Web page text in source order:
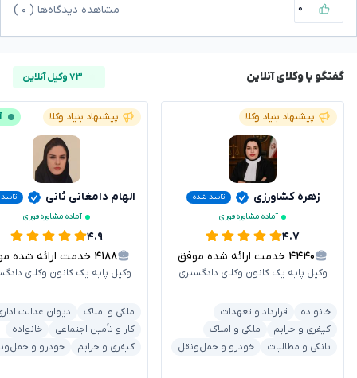
۰ مشاهده دیدگاه‌ها ( ۰
گفتگو با وکلای آنلاین ۷۳ وکیل آنلاین
پیشنهاد بنیاد وکلا
زهره کشاورزی
تایید شده
آماده مشاوره فوری
۴.۷
۴۴۴۰ خدمت ارائه شده موفق
وکیل پایه یک کانون وکلای دادگستری
خانواده
قرارداد و تعهدات
کیفری و جرایم
ملکی و املاک
بانکی و مطالبات
خودرو و حمل‌ونقل
پیشنهاد بنیاد وکلا
الهام دامغانی ثانی
آماده مشاوره فوری
۴.۹
۴۱۸۸ خدمت ارائه شده موفق
وکیل پایه یک کانون وکلای
ملکی و املاک
دیوان عدالت
کار و تأمین اجتماعی
خانواده
کیفری و جرایم
خودرو و